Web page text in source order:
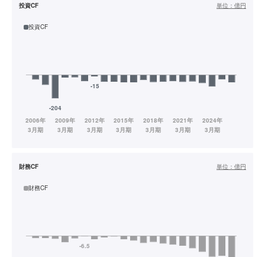
投資CF 単位： 億円
投資CF
財務CF 単位： 億円
財務CF